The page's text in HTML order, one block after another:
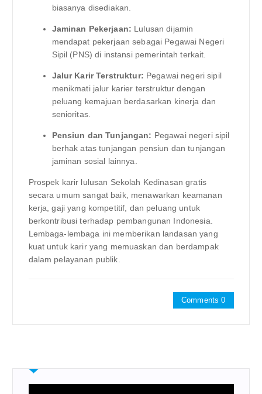
biasanya disediakan.
Jaminan Pekerjaan: Lulusan dijamin
mendapat pekerjaan sebagai Pegawai Negeri
Sipil (PNS) di instansi pemerintah terkait.
Jalur Karir Terstruktur: Pegawai negeri sipil
menikmati jalur karier terstruktur dengan
peluang kemajuan berdasarkan kinerja dan
senioritas.
Pensiun dan Tunjangan: Pegawai negeri sipil
berhak atas tunjangan pensiun dan tunjangan
jaminan sosial lainnya.
Prospek karir lulusan Sekolah Kedinasan gratis
secara umum sangat baik, menawarkan keamanan
kerja, gaji yang kompetitif, dan peluang untuk
berkontribusi terhadap pembangunan Indonesia.
Lembaga-lembaga ini memberikan landasan yang
kuat untuk karir yang memuaskan dan berdampak
dalam pelayanan publik.
Comments 0